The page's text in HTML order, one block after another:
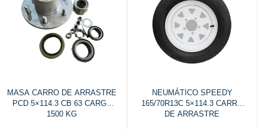
MASA CARRO DE ARRASTRE
PCD 5×114.3 CB 63 CARGA
1500 KG
NEUMÁTICO SPEEDY
165/70R13C 5×114.3 CARRO
DE ARRASTRE